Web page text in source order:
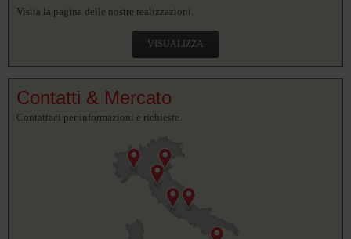
Visita la pagina delle nostre realizzazioni.
VISUALIZZA
Contatti & Mercato
Contattaci per informazioni e richieste.